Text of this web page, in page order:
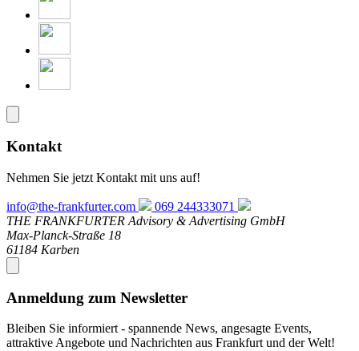
Kontakt
Nehmen Sie jetzt Kontakt mit uns auf!
info@the-frankfurter.com
069 244333071
THE FRANKFURTER Advisory & Advertising GmbH
Max-Planck-Straße 18
61184 Karben
Anmeldung zum Newsletter
Bleiben Sie informiert - spannende News, angesagte Events,
attraktive Angebote und Nachrichten aus Frankfurt und der Welt!